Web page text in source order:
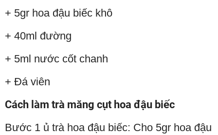
+ 5gr hoa đậu biếc khô
+ 40ml đường
+ 5ml nước cốt chanh
+ Đá viên
Cách làm trà măng cụt hoa đậu biếc
Bước 1 ủ trà hoa đậu biếc: Cho 5gr hoa đậu